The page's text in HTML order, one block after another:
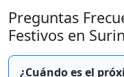
Preguntas
Festivos en
¿Cuándo es el